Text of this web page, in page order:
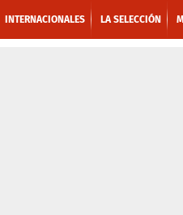
INTERNACIONALES LA SELECCIÓN